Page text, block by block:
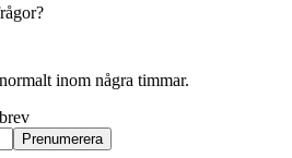
inom några timmar.
Prenumerera